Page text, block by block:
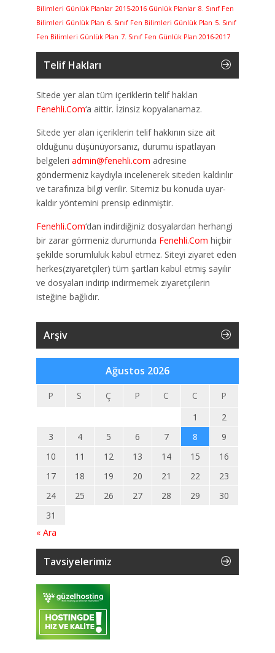
Bilimleri Günlük Planlar 2015-2016 Günlük Planlar 8. Sınıf Fen
Bilimleri Günlük Plan 6. Sınıf Fen Bilimleri Günlük Plan 5. Sınıf
Fen Bilimleri Günlük Plan 7. Sınıf Fen Günlük Plan 2016-2017
Telif Hakları
Sitede yer alan tüm içeriklerin telif hakları
Fenehli.Com‘a aittir. İzinsiz kopyalanamaz.
Sitede yer alan içeriklerin telif hakkının size ait
olduğunu düşünüyorsanız, durumu ispatlayan
belgeleri admin@fenehli.com adresine
göndermeniz kaydıyla incelenerek siteden kaldırılır
ve tarafınıza bilgi verilir. Sitemiz bu konuda uyar-
kaldır yöntemini prensip edinmiştir.
Fenehli.Com‘dan indirdiğiniz dosyalardan herhangi
bir zarar görmeniz durumunda Fenehli.Com hiçbir
şekilde sorumluluk kabul etmez. Siteyi ziyaret eden
herkes(ziyaretçiler) tüm şartları kabul etmiş sayılır
ve dosyaları indirip indirmemek ziyaretçilerin
isteğine bağlıdır.
Arşiv
Ağustos 2026
P S Ç P C C
P
1
2
3
4 5 6 7 8
9
10
11 12 13 14 15
16
17
18 19 20 21 22
23
24
25 26 27 28 29
30
31
« Ara
Tavsiyelerimiz